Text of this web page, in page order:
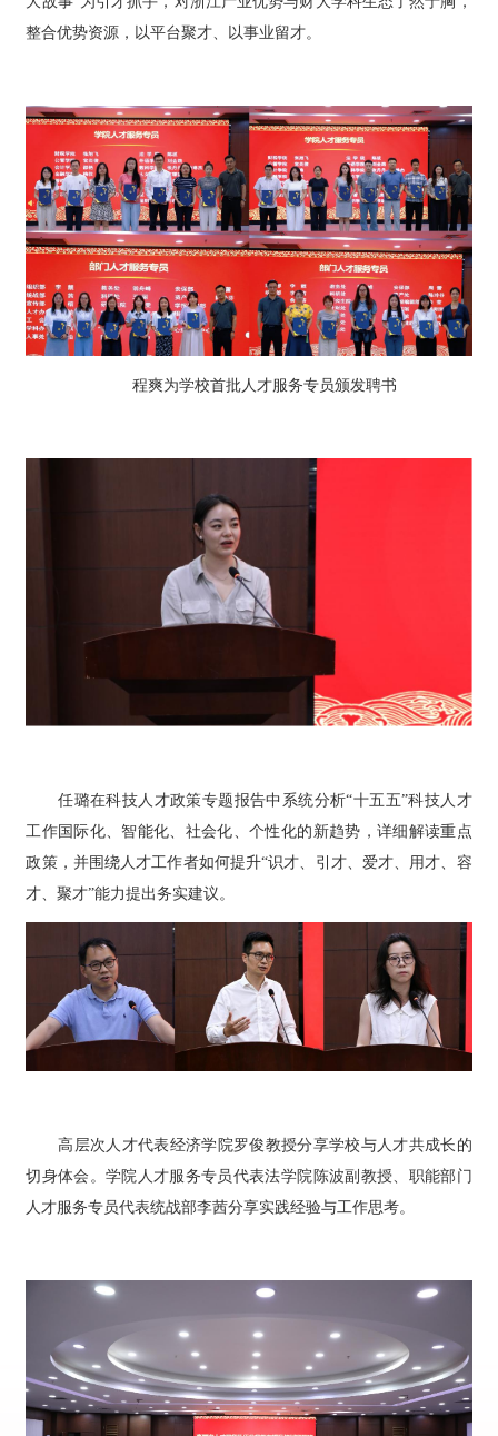
整合优势资源，以平台聚才、以事业留才。
程爽为学校首批人才服务专员颁发聘书
任璐在科技人才政策专题报告中系统分析“十五五”科技人才
工作国际化、智能化、社会化、个性化的新趋势，详细解读重点
政策，并围绕人才工作者如何提升“识才、引才、爱才、用才、容
才、聚才”能力提出务实建议。
高层次人才代表经济学院罗俊教授分享学校与人才共成长的
切身体会。学院人才服务专员代表法学院陈波副教授、职能部门
人才服务专员代表统战部李茜分享实践经验与工作思考。